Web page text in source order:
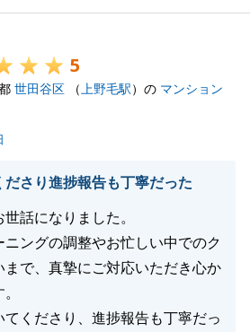
められたからだと思っておりま
ございましたらお気軽にご連絡
しくお願い申し上げます。
閉じる
5
世田谷区 （ 上野毛駅）の マンション
ださり進捗報告も丁寧だった
話になりました。
ングの調整やお忙しい中でのク
まで、真摯にご対応いただき心か
くださり、進捗報告も丁寧だっ